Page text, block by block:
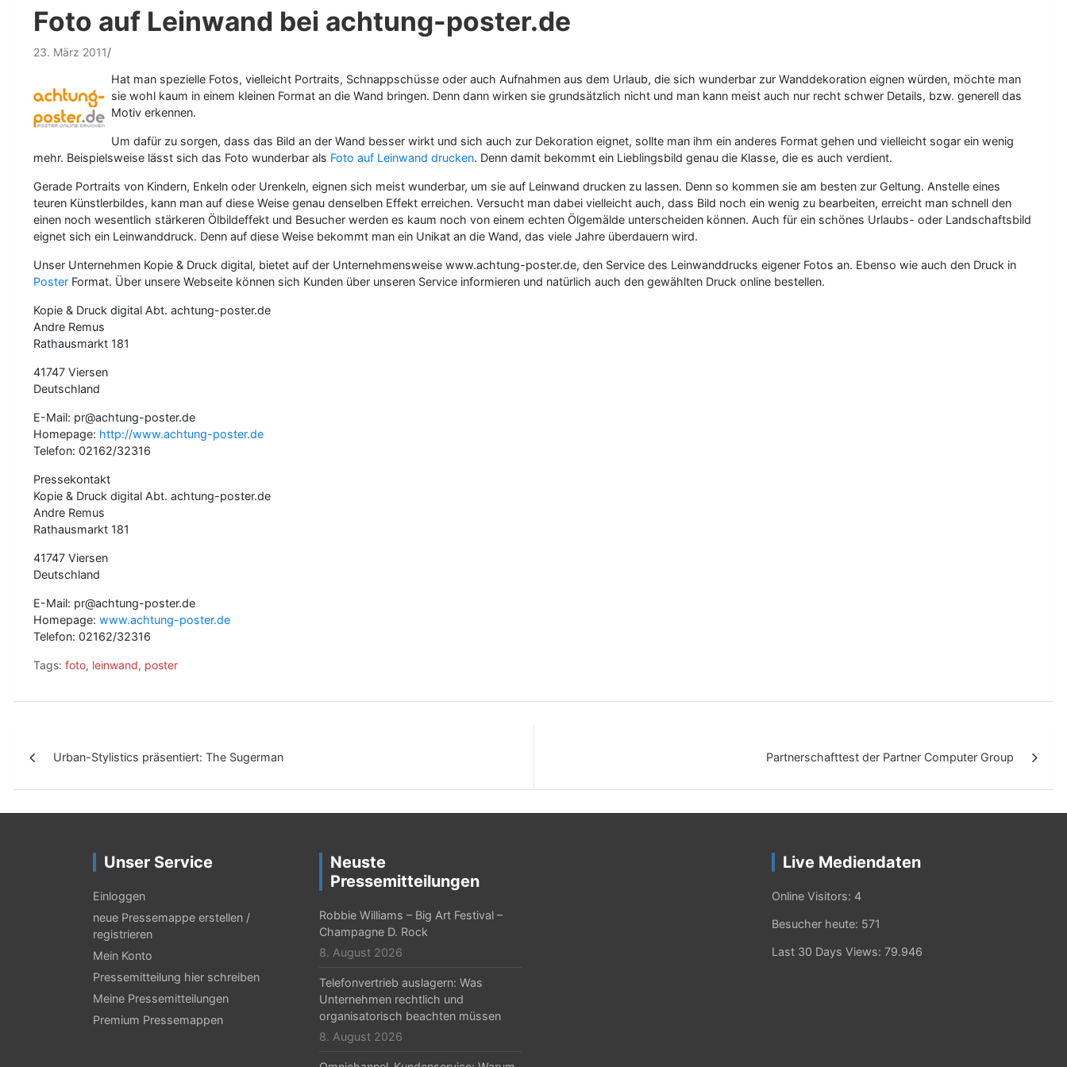
Foto auf Leinwand bei achtung-poster.de
23. März 2011
Hat man spezielle Fotos, vielleicht Portraits, Schnappschüsse oder auch Aufnahmen aus dem Urlaub, die sich wunderbar zur Wanddekoration eignen würden, möchte man
sie wohl kaum in einem kleinen Format an die Wand bringen. Denn dann wirken sie grundsätzlich nicht und man kann meist auch nur recht schwer Details, bzw. generell das
Motiv erkennen.
Um dafür zu sorgen, dass das Bild an der Wand besser wirkt und sich auch zur Dekoration eignet, sollte man ihm ein anderes Format gehen und vielleicht sogar ein wenig
mehr. Beispielsweise lässt sich das Foto wunderbar als Foto auf Leinwand drucken. Denn damit bekommt ein Lieblingsbild genau die Klasse, die es auch verdient.
Gerade Portraits von Kindern, Enkeln oder Urenkeln, eignen sich meist wunderbar, um sie auf Leinwand drucken zu lassen. Denn so kommen sie am besten zur Geltung. Anstelle eines
teuren Künstlerbildes, kann man auf diese Weise genau denselben Effekt erreichen. Versucht man dabei vielleicht auch, dass Bild noch ein wenig zu bearbeiten, erreicht man schnell den
einen noch wesentlich stärkeren Ölbildeffekt und Besucher werden es kaum noch von einem echten Ölgemälde unterscheiden können. Auch für ein schönes Urlaubs- oder Landschaftsbild
eignet sich ein Leinwanddruck. Denn auf diese Weise bekommt man ein Unikat an die Wand, das viele Jahre überdauern wird.
Unser Unternehmen Kopie & Druck digital, bietet auf der Unternehmensweise www.achtung-poster.de, den Service des Leinwanddrucks eigener Fotos an. Ebenso wie auch den Druck in
Poster Format. Über unsere Webseite können sich Kunden über unseren Service informieren und natürlich auch den gewählten Druck online bestellen.
Kopie & Druck digital Abt. achtung-poster.de
Andre Remus
Rathausmarkt 181
41747 Viersen
Deutschland
E-Mail: pr@achtung-poster.de
Homepage: http://www.achtung-poster.de
Telefon: 02162/32316
Pressekontakt
Kopie & Druck digital Abt. achtung-poster.de
Andre Remus
Rathausmarkt 181
41747 Viersen
Deutschland
E-Mail: pr@achtung-poster.de
Homepage: www.achtung-poster.de
Telefon: 02162/32316
Tags: foto, leinwand, poster
i
t
Urban-Stylistics präsentiert: The Sugerman Partnerschafttest der Partner Computer Group
Unser Service
Einloggen
neue Pressemappe erstellen /
registrieren
Mein Konto
Pressemitteilung hier schreiben
Meine Pressemitteilungen
Premium Pressemappen
Neuste
Pressemitteilungen
Robbie Williams – Big Art Festival –
Champagne D. Rock
8. August 2026
Telefonvertrieb auslagern: Was
Unternehmen rechtlich und
organisatorisch beachten müssen
8. August 2026
Live Mediendaten
Online Visitors: 4
Besucher heute: 571
Last 30 Days Views: 79.946